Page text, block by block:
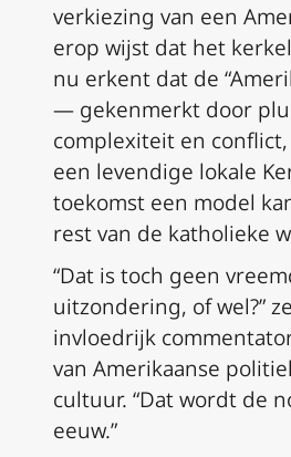
verkiezing van een
erop wijst dat het
nu erkent dat de
— gekenmerkt door
complexiteit en
een levendige lokale
toekomst een model
rest van de katholieke
“Dat is toch geen
uitzondering, of wel?”
invloedrijk
van Amerikaanse
cultuur. “Dat wordt de
eeuw.”